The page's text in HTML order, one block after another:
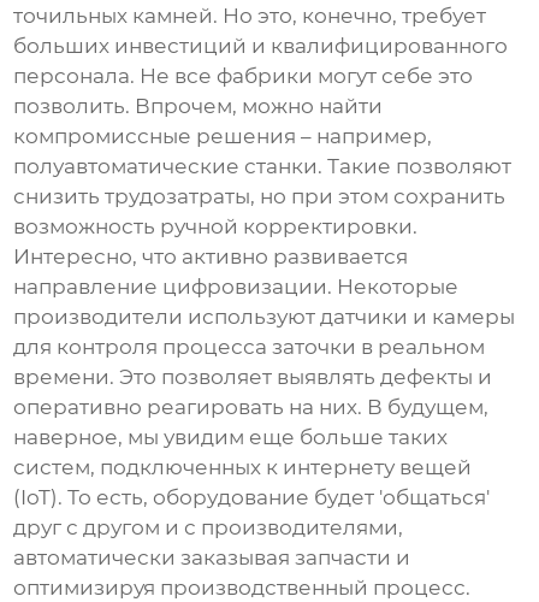
точильных камней. Но это, конечно, требует
больших инвестиций и квалифицированного
персонала. Не все фабрики могут себе это
позволить. Впрочем, можно найти
компромиссные решения – например,
полуавтоматические станки. Такие позволяют
снизить трудозатраты, но при этом сохранить
возможность ручной корректировки.
Интересно, что активно развивается
направление цифровизации. Некоторые
производители используют датчики и камеры
для контроля процесса заточки в реальном
времени. Это позволяет выявлять дефекты и
оперативно реагировать на них. В будущем,
наверное, мы увидим еще больше таких
систем, подключенных к интернету вещей
(IoT). То есть, оборудование будет 'общаться'
друг с другом и с производителями,
автоматически заказывая запчасти и
оптимизируя производственный процесс.